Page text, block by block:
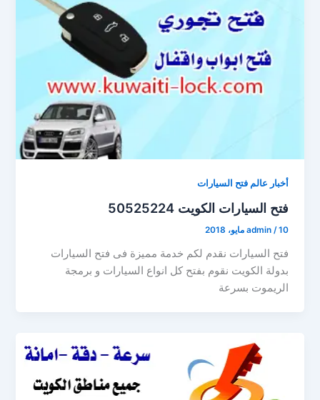
أخبار عالم فتح السيارات
فتح السيارات الكويت 50525224
admin /10 مايو، 2018
فتح السيارات نقدم لكم خدمة مميزة فى فتح السيارات
بدولة الكويت نقوم بفتح كل انواع السيارات و برمجة
الريموت بسرعة